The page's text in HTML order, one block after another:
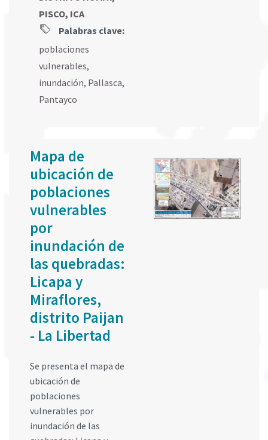
PISCO, ICA
Palabras clave:
poblaciones
vulnerables,
inundación, Pallasca,
Pantayco
Mapa de
ubicación de
poblaciones
vulnerables
por
inundación de
las quebradas:
Licapa y
Miraflores,
distrito Paijan
- La Libertad
Se presenta el mapa de
ubicación de
poblaciones
vulnerables por
inundación de las